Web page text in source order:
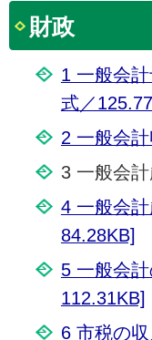
財政
1 一般会
式／
2 一般会
3 一般会
4 一般会
84.28KB]
5 一般会
112.31KB]
6 市税の